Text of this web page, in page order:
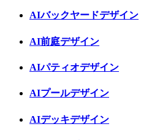
AIバックヤードデザイン
AI前庭デザイン
AIパティオデザイン
AIプールデザイン
AIデッキデザイン